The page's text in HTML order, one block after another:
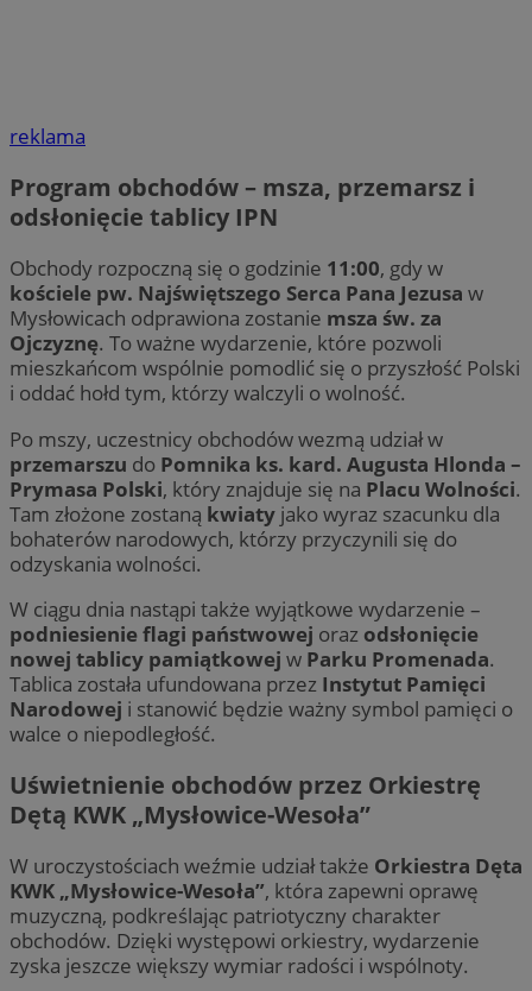
reklama
Program obchodów – msza, przemarsz i
odsłonięcie tablicy IPN
Obchody rozpoczną się o godzinie 11:00, gdy w
kościele pw. Najświętszego Serca Pana Jezusa w
Mysłowicach odprawiona zostanie msza św. za
Ojczyznę. To ważne wydarzenie, które pozwoli
mieszkańcom wspólnie pomodlić się o przyszłość Polski
i oddać hołd tym, którzy walczyli o wolność.
Po mszy, uczestnicy obchodów wezmą udział w
przemarszu do Pomnika ks. kard. Augusta Hlonda –
Prymasa Polski, który znajduje się na Placu Wolności.
Tam złożone zostaną kwiaty jako wyraz szacunku dla
bohaterów narodowych, którzy przyczynili się do
odzyskania wolności.
W ciągu dnia nastąpi także wyjątkowe wydarzenie –
podniesienie flagi państwowej oraz odsłonięcie
nowej tablicy pamiątkowej w Parku Promenada.
Tablica została ufundowana przez Instytut Pamięci
Narodowej i stanowić będzie ważny symbol pamięci o
walce o niepodległość.
Uświetnienie obchodów przez Orkiestrę
Dętą KWK „Mysłowice-Wesoła”
W uroczystościach weźmie udział także Orkiestra Dęta
KWK „Mysłowice-Wesoła”, która zapewni oprawę
muzyczną, podkreślając patriotyczny charakter
obchodów. Dzięki występowi orkiestry, wydarzenie
zyska jeszcze większy wymiar radości i wspólnoty.